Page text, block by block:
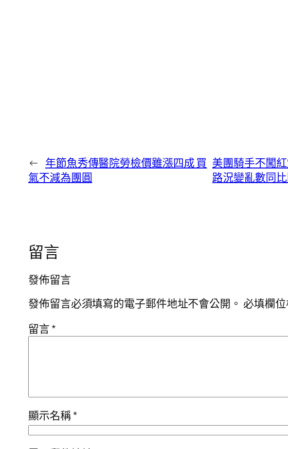
← 年節魚秀傳醫院勞檢價雖漲四成 買
氣不減為團圓
美團騎手不闖
路況變亂數同
留言
發佈留言
發佈留言必須填寫的電子郵件地址不會公開。 必填欄
留言*
顯示名稱*